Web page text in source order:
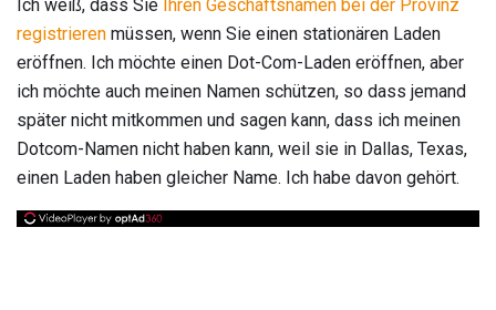
Ich weiß, dass Sie Ihren Geschäftsnamen bei der Provinz
registrieren müssen, wenn Sie einen stationären Laden
eröffnen. Ich möchte einen Dot-Com-Laden eröffnen, aber
ich möchte auch meinen Namen schützen, so dass jemand
später nicht mitkommen und sagen kann, dass ich meinen
Dotcom-Namen nicht haben kann, weil sie in Dallas, Texas,
einen Laden haben gleicher Name. Ich habe davon gehört.